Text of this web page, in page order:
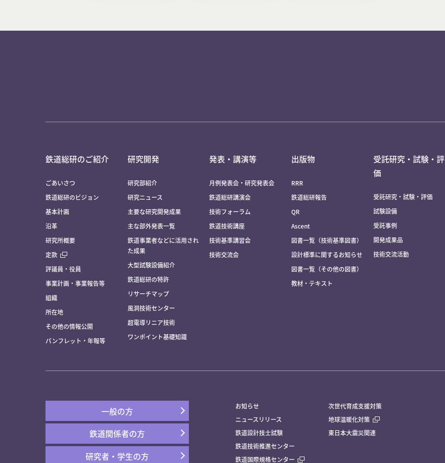
鉄道総研のご紹介
ごあいさつ
鉄道総研のビジョン
基本計画
沿革
研究所概要
定款
評議員・役員
事業計画・事業報告等
組織
所在地
その他の情報公開
パンフレット・年報等
研究開発
研究部紹介
研究ニュース
主要な研究開発成果
主な部外発表一覧
鉄道事業者などに活用され
た成果
大型試験設備紹介
鉄道総研の特許
リサーチマップ
風洞技術センター
超電導リニア技術
ワンポイント基礎知識
発表・講演等
月例発表会・研究発表会
鉄道総研講演会
技術フォーラム
鉄道技術講座
技術基準講習会
技術交流会
出版物
RRR
鉄道総研報告
QR
Ascent
図書一覧（技術基準図書）
設計標準に関するお知らせ
図書一覧（その他の図書）
教材・テキスト
受託研究・試験・評
価
受託研究・試験・評価
試験設備
受託事例
開発成果品
技術交流活動
一般の方
鉄道関係者の方
研究者・学生の方
お知らせ
ニュースリリース
鉄道設計技士試験
鉄道技術推進センター
鉄道国際規格センター
次世代育成支援対策
地球温暖化対策
東日本大震災関連